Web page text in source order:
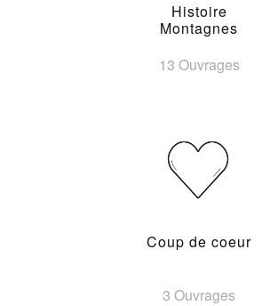
Histoire
Montagnes
13 Ouvrages
Coup de coeur
3 Ouvrages